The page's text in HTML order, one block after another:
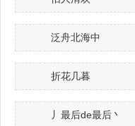
泛舟北海中
折花几暮
丿最后de最后丶